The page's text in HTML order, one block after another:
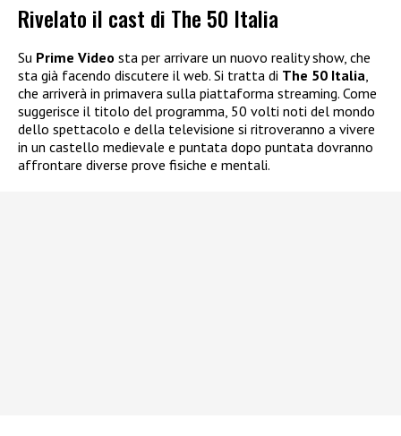
Rivelato il cast di The 50 Italia
Su Prime Video sta per arrivare un nuovo reality show, che
sta già facendo discutere il web. Si tratta di The 50 Italia,
che arriverà in primavera sulla piattaforma streaming. Come
suggerisce il titolo del programma, 50 volti noti del mondo
dello spettacolo e della televisione si ritroveranno a vivere
in un castello medievale e puntata dopo puntata dovranno
affrontare diverse prove fisiche e mentali.